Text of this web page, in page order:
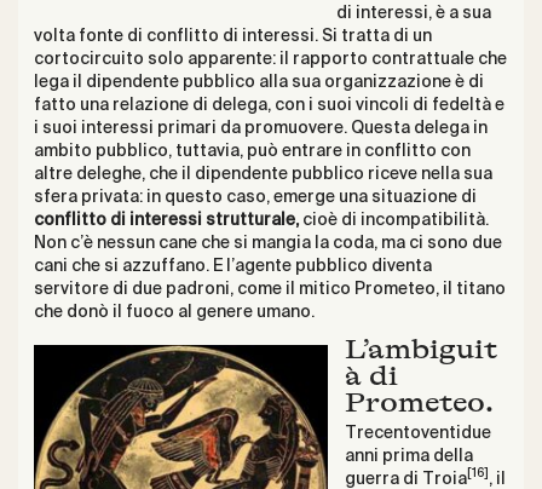
di interessi, è a sua
volta fonte di conflitto di interessi. Si tratta di un
cortocircuito solo apparente: il rapporto contrattuale che
lega il dipendente pubblico alla sua organizzazione è di
fatto una relazione di delega, con i suoi vincoli di fedeltà e
i suoi interessi primari da promuovere. Questa delega in
ambito pubblico, tuttavia, può entrare in conflitto con
altre deleghe, che il dipendente pubblico riceve nella sua
sfera privata: in questo caso, emerge una situazione di
conflitto di interessi strutturale, cioè di incompatibilità.
Non c’è nessun cane che si mangia la coda, ma ci sono due
cani che si azzuffano. E l’agente pubblico diventa
servitore di due padroni, come il mitico Prometeo, il titano
che donò il fuoco al genere umano.
L’ambiguit
à di
Prometeo.
Trecentoventidue
anni prima della
guerra di Troia[16] , il